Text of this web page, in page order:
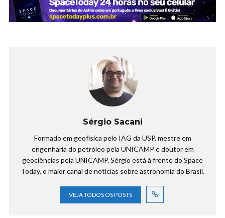
Sérgio Sacani
Formado em geofísica pelo IAG da USP, mestre em
engenharia do petróleo pela UNICAMP e doutor em
geociências pela UNICAMP. Sérgio está à frente do Space
Today, o maior canal de notícias sobre astronomia do Brasil.
VEJA TODOS OS POSTS